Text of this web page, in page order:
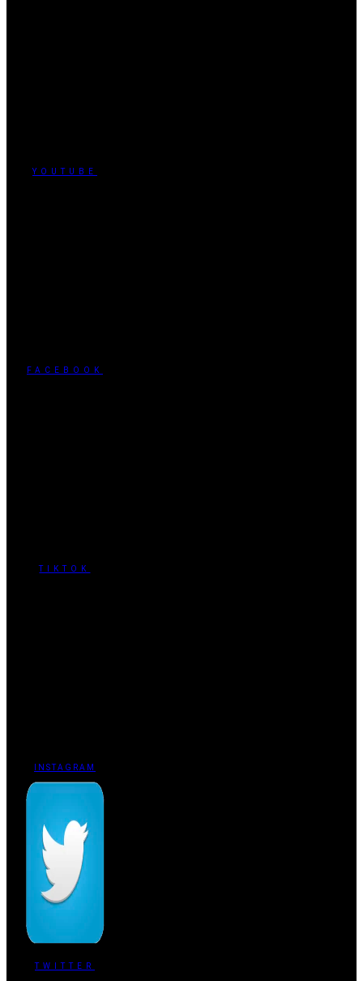
YOUTUBE
FACEBOOK
TIKTOK
INSTAGRAM
TWITTER